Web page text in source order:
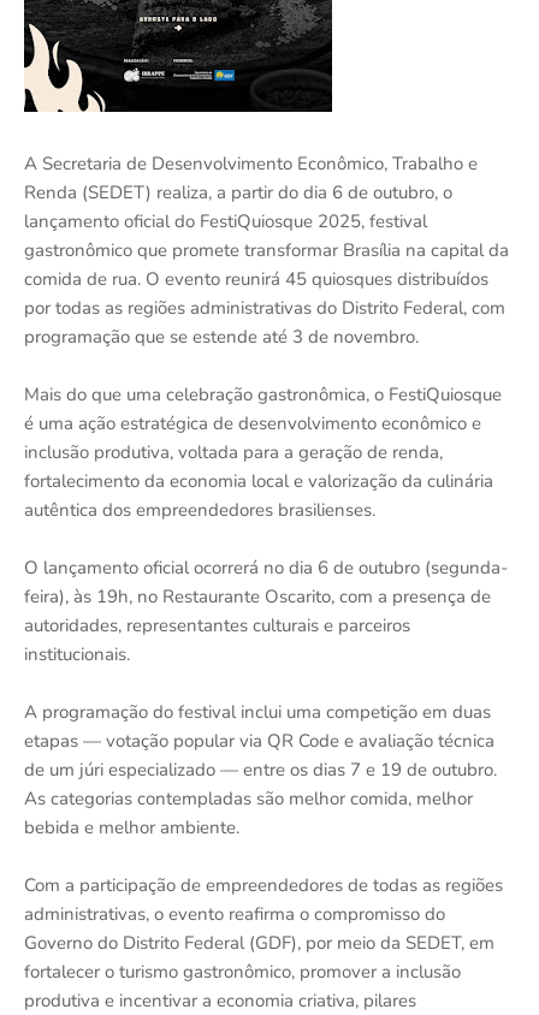
A Secretaria de Desenvolvimento Econômico, Trabalho e
Renda (SEDET) realiza, a partir do dia 6 de outubro, o
lançamento oficial do FestiQuiosque 2025, festival
gastronômico que promete transformar Brasília na capital da
comida de rua. O evento reunirá 45 quiosques distribuídos
por todas as regiões administrativas do Distrito Federal, com
programação que se estende até 3 de novembro.
Mais do que uma celebração gastronômica, o FestiQuiosque
é uma ação estratégica de desenvolvimento econômico e
inclusão produtiva, voltada para a geração de renda,
fortalecimento da economia local e valorização da culinária
autêntica dos empreendedores brasilienses.
O lançamento oficial ocorrerá no dia 6 de outubro (segunda-
feira), às 19h, no Restaurante Oscarito, com a presença de
autoridades, representantes culturais e parceiros
institucionais.
A programação do festival inclui uma competição em duas
etapas — votação popular via QR Code e avaliação técnica
de um júri especializado — entre os dias 7 e 19 de outubro.
As categorias contempladas são melhor comida, melhor
bebida e melhor ambiente.
Com a participação de empreendedores de todas as regiões
administrativas, o evento reafirma o compromisso do
Governo do Distrito Federal (GDF), por meio da SEDET, em
fortalecer o turismo gastronômico, promover a inclusão
produtiva e incentivar a economia criativa, pilares